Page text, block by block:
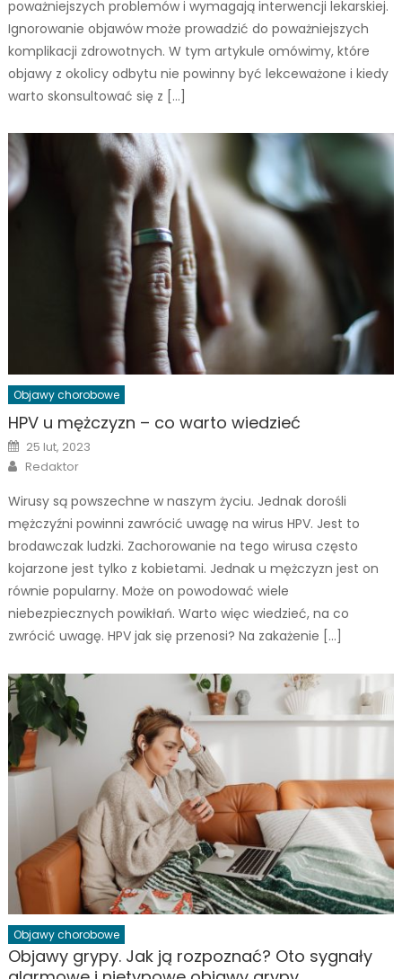
poważniejszych problemów i wymagają interwencji lekarskiej.
Ignorowanie objawów może prowadzić do poważniejszych
komplikacji zdrowotnych. W tym artykule omówimy, które
objawy z okolicy odbytu nie powinny być lekceważone i kiedy
warto skonsultować się z […]
Objawy chorobowe
HPV u mężczyzn – co warto wiedzieć
Posted
on
25 lut, 2023
Author
Redaktor
Wirusy są powszechne w naszym życiu. Jednak dorośli
mężczyźni powinni zawrócić uwagę na wirus HPV. Jest to
brodawczak ludzki. Zachorowanie na tego wirusa często
kojarzone jest tylko z kobietami. Jednak u mężczyzn jest on
równie popularny. Może on powodować wiele
niebezpiecznych powikłań. Warto więc wiedzieć, na co
zwrócić uwagę. HPV jak się przenosi? Na zakażenie […]
Objawy chorobowe
Objawy grypy. Jak ją rozpoznać? Oto sygnały